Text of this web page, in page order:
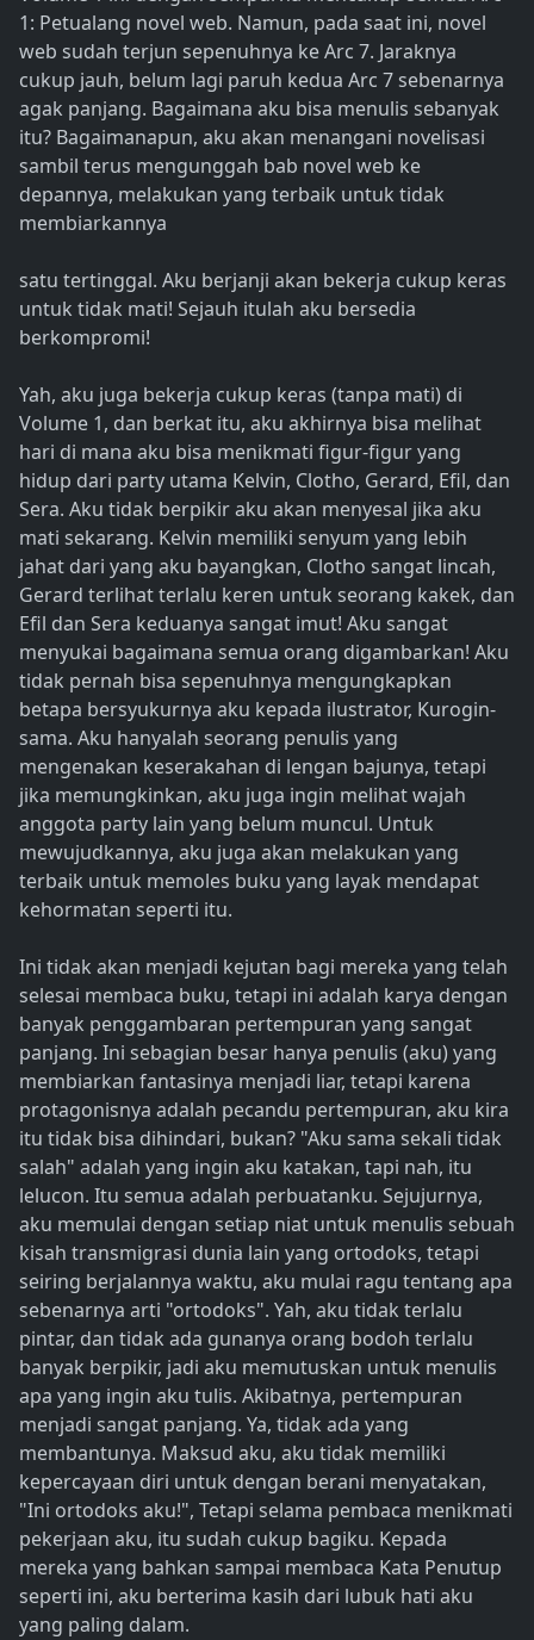
1: Petualang novel web. Namun, pada saat ini, novel
web sudah terjun sepenuhnya ke Arc 7. Jaraknya
cukup jauh, belum lagi paruh kedua Arc 7 sebenarnya
agak panjang. Bagaimana aku bisa menulis sebanyak
itu? Bagaimanapun, aku akan menangani novelisasi
sambil terus mengunggah bab novel web ke
depannya, melakukan yang terbaik untuk tidak
membiarkannya
satu tertinggal. Aku berjanji akan bekerja cukup keras
untuk tidak mati! Sejauh itulah aku bersedia
berkompromi!
Yah, aku juga bekerja cukup keras (tanpa mati) di
Volume 1, dan berkat itu, aku akhirnya bisa melihat
hari di mana aku bisa menikmati figur-figur yang
hidup dari party utama Kelvin, Clotho, Gerard, Efil, dan
Sera. Aku tidak berpikir aku akan menyesal jika aku
mati sekarang. Kelvin memiliki senyum yang lebih
jahat dari yang aku bayangkan, Clotho sangat lincah,
Gerard terlihat terlalu keren untuk seorang kakek, dan
Efil dan Sera keduanya sangat imut! Aku sangat
menyukai bagaimana semua orang digambarkan! Aku
tidak pernah bisa sepenuhnya mengungkapkan
betapa bersyukurnya aku kepada ilustrator, Kurogin-
sama. Aku hanyalah seorang penulis yang
mengenakan keserakahan di lengan bajunya, tetapi
jika memungkinkan, aku juga ingin melihat wajah
anggota party lain yang belum muncul. Untuk
mewujudkannya, aku juga akan melakukan yang
terbaik untuk memoles buku yang layak mendapat
kehormatan seperti itu.
Ini tidak akan menjadi kejutan bagi mereka yang telah
selesai membaca buku, tetapi ini adalah karya dengan
banyak penggambaran pertempuran yang sangat
panjang. Ini sebagian besar hanya penulis (aku) yang
membiarkan fantasinya menjadi liar, tetapi karena
protagonisnya adalah pecandu pertempuran, aku kira
itu tidak bisa dihindari, bukan? "Aku sama sekali tidak
salah" adalah yang ingin aku katakan, tapi nah, itu
lelucon. Itu semua adalah perbuatanku. Sejujurnya,
aku memulai dengan setiap niat untuk menulis sebuah
kisah transmigrasi dunia lain yang ortodoks, tetapi
seiring berjalannya waktu, aku mulai ragu tentang apa
sebenarnya arti "ortodoks". Yah, aku tidak terlalu
pintar, dan tidak ada gunanya orang bodoh terlalu
banyak berpikir, jadi aku memutuskan untuk menulis
apa yang ingin aku tulis. Akibatnya, pertempuran
menjadi sangat panjang. Ya, tidak ada yang
membantunya. Maksud aku, aku tidak memiliki
kepercayaan diri untuk dengan berani menyatakan,
"Ini ortodoks aku!", Tetapi selama pembaca menikmati
pekerjaan aku, itu sudah cukup bagiku. Kepada
mereka yang bahkan sampai membaca Kata Penutup
seperti ini, aku berterima kasih dari lubuk hati aku
yang paling dalam.